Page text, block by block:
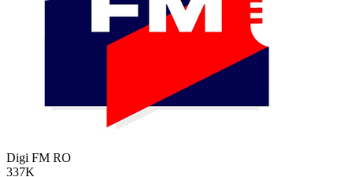
Digi FM RO
337K